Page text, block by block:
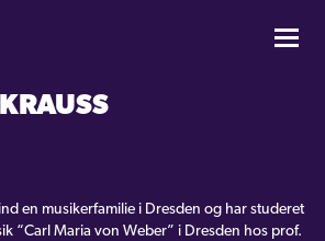
KONCERTER
BØRN & UNGE
en musikerfamilie i Dresden og har studeret
“Carl Maria von Weber” i Dresden hos prof.